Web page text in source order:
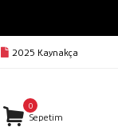
2025 Kaynakça
0
Sepetim